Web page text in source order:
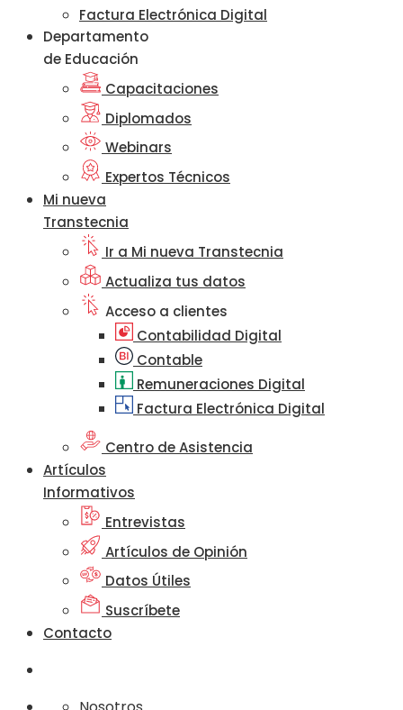
Factura Electrónica Digital
Departamento
de Educación
Capacitaciones
Diplomados
Webinars
Expertos Técnicos
Mi nueva
Transtecnia
Ir a Mi nueva Transtecnia
Actualiza tus datos
Acceso a clientes
Contabilidad Digital
Contable
Remuneraciones Digital
Factura Electrónica Digital
Centro de Asistencia
Artículos
Informativos
Entrevistas
Artículos de Opinión
Datos Útiles
Suscríbete
Contacto